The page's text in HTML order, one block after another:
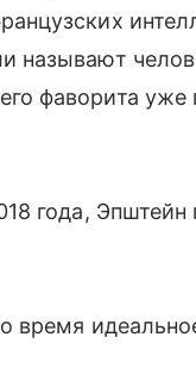
называют
фаворита уже
года,
время